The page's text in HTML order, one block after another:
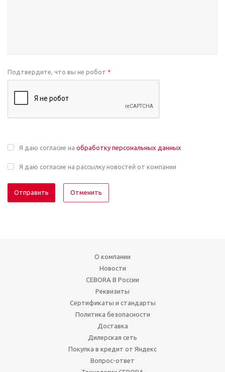
Подтвердите, что вы не робот *
Я даю согласие на обработку персональных данных
Я даю согласие на рассылку новостей от компании
Отменить
О компании
Новости
CEBORA В России
Реквизиты
Сертификаты и стандарты
Политика безопасности
Доставка
Дилерская сеть
Покупка в кредит от Яндекс
Вопрос-ответ